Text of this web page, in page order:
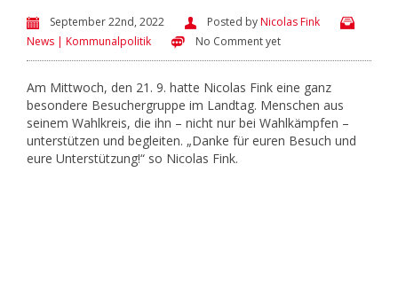
September 22nd, 2022 Posted byNicolas Fink
News | Kommunalpolitik
No Comment yet
Am Mittwoch, den 21. 9. hatte Nicolas Fink eine ganz
besondere Besuchergruppe im Landtag. Menschen aus
seinem Wahlkreis, die ihn – nicht nur bei Wahlkämpfen –
unterstützen und begleiten. „Danke für euren Besuch und
eure Unterstützung!“ so Nicolas Fink.